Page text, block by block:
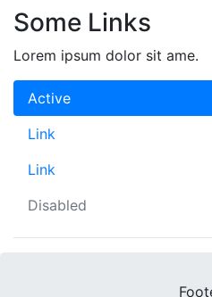
KTM
Apache
Mayo
Superior
Kona
Pells
Tern
Volare
Galaxy
Some Links
Lorem ipsum dolor sit ame.
Active
Link
Link
Disabled